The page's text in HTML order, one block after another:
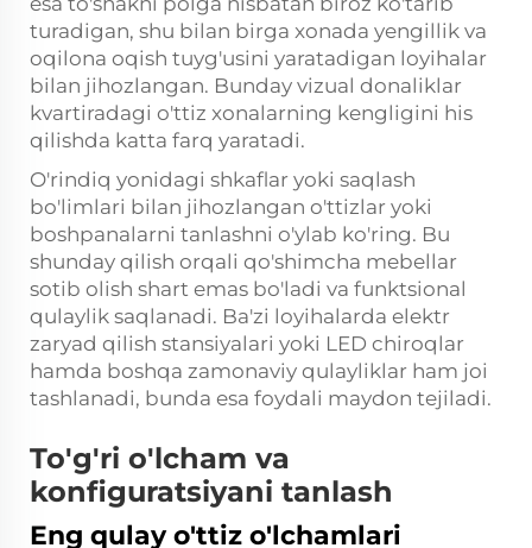
turadigan, shu bilan birga xonada yengillik va
oqilona oqish tuyg'usini yaratadigan loyihalar
bilan jihozlangan. Bunday vizual donaliklar
kvartiradagi o'ttiz xonalarning kengligini his
qilishda katta farq yaratadi.
O'rindiq yonidagi shkaflar yoki saqlash
bo'limlari bilan jihozlangan o'ttizlar yoki
boshpanalarni tanlashni o'ylab ko'ring. Bu
shunday qilish orqali qo'shimcha mebellar
sotib olish shart emas bo'ladi va funktsional
qulaylik saqlanadi. Ba'zi loyihalarda elektr
zaryad qilish stansiyalari yoki LED chiroqlar
hamda boshqa zamonaviy qulayliklar ham joi
tashlanadi, bunda esa foydali maydon tejiladi.
To'g'ri o'lcham va
konfiguratsiyani tanlash
Eng qulay o'ttiz o'lchamlari